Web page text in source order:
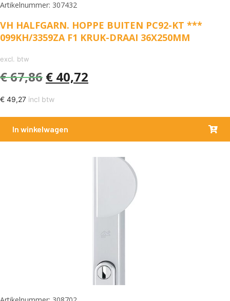
Artikelnummer: 307432
VH HALFGARN. HOPPE BUITEN PC92-KT ***
099KH/3359ZA F1 KRUK-DRAAI 36X250MM
excl. btw
€67,86 € 40,72
€ 49,27 incl btw
In winkelwagen